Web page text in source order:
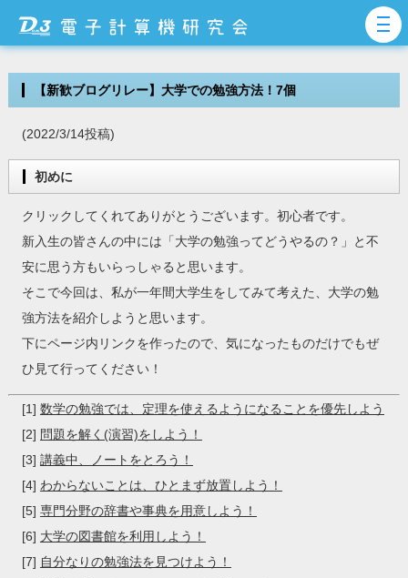
【新歓ブログリレー】大学での勉強方法！7個
(2022/3/14投稿)
初めに
クリックしてくれてありがとうございます。初心者です。
新入生の皆さんの中には「大学の勉強ってどうやるの？」と不
安に思う方もいらっしゃると思います。
そこで今回は、私が一年間大学生をしてみて考えた、大学の勉
強方法を紹介しようと思います。
下にページ内リンクを作ったので、気になったものだけでもぜ
ひ見て行ってください！
[1] 数学の勉強では、定理を使えるようになることを優先しよう
[2] 問題を解く(演習)をしよう！
[3] 講義中、ノートをとろう！
[4] わからないことは、ひとまず放置しよう！
[5] 専門分野の辞書や事典を用意しよう！
[6] 大学の図書館を利用しよう！
[7] 自分なりの勉強法を見つけよう！